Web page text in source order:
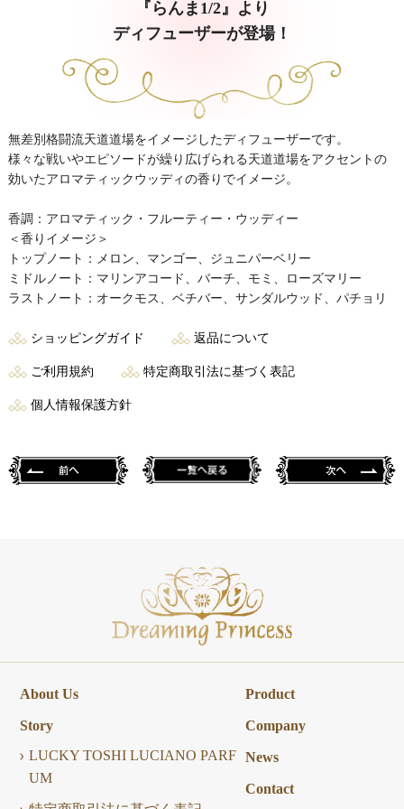
『らんま1/2』より
ディフューザーが登場！
無差別格闘流天道道場をイメージしたディフューザーです。
様々な戦いやエピソードが繰り広げられる天道道場をアクセントの
効いたアロマティックウッディの香りでイメージ。
香調：アロマティック・フルーティー・ウッディー
＜香りイメージ＞
トップノート：メロン、マンゴー、ジュニパーベリー
ミドルノート：マリンアコード、バーチ、モミ、ローズマリー
ラストノート：オークモス、ベチバー、サンダルウッド、パチョリ
ショッピングガイド 返品について
ご利用規約 特定商取引法に基づく表記
個人情報保護方針
About Us
Story
LUCKY TOSHI LUCIANO PARF
UM
Product
Company
News
Contact